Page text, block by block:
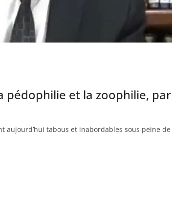
pédophilie et la zoophilie, par
aujourd’hui tabous et inabordables sous peine de